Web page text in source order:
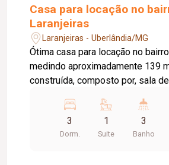
Casa para locação no
Laranjeiras
Laranjeiras - Uberlândia/MG
Ótima casa para locação no
medindo aproximadamente 139
construída, composto por, sala
sendo 01 suite, banheiro social,
armários planejados cooktop e
despensa e área de serviço,
3
Dorm.
1
Suite
3
Banho